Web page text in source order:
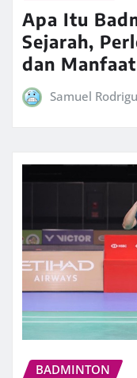
Apa Itu
Sejarah,
dan
Samuel
BADMINTON